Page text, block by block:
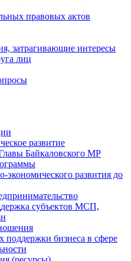
правовых актов
затрагивающие интересы
лиц
развитие
Байкаловского МР
экономического развития до
субъектов МСП,
бизнеса в сфере